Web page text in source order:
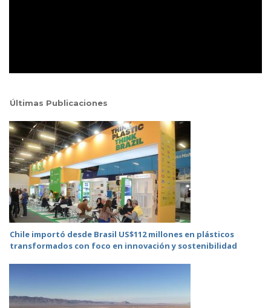
Últimas Publicaciones
Chile importó desde Brasil US$112 millones en plásticos
transformados con foco en innovación y sostenibilidad